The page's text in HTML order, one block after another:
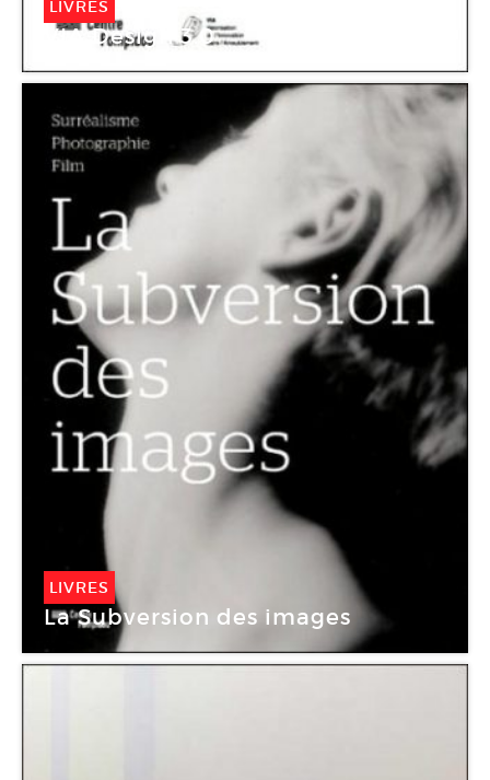
LIVRES
VIA Design 3.0
LIVRES
La Subversion des images